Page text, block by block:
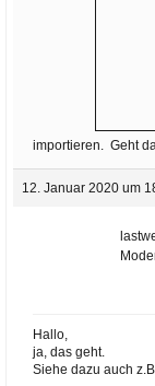
importieren. Geht
12. Januar 2020 um
Hallo,
ja, das geht.
Siehe dazu auch